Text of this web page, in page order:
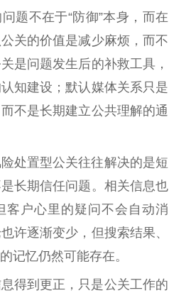
题不在于“防御”本身，而在
关的价值是减少麻烦，而不
是问题发生后的补救工具，
知建设；默认媒体关系只是
不是长期建立公共理解的通
处置型公关往往解决的是短
长期信任问题。相关信息也
客户心里的疑问不会自动消
许逐渐变少，但搜索结果、
记忆仍然可能存在。
得到更正，只是公关工作的